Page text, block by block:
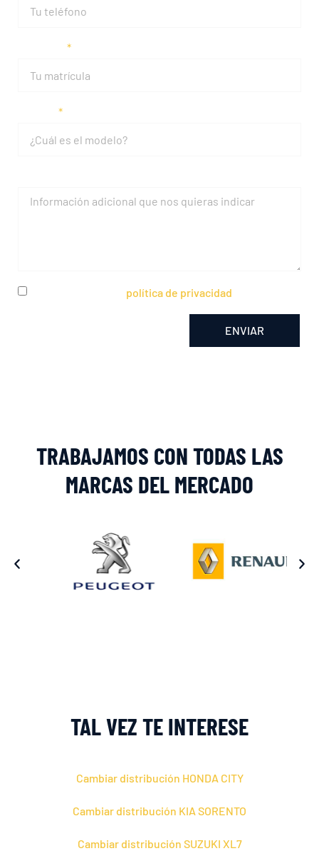
política de privacidad
ENVIAR
TRABAJAMOS CON TODAS LAS
MARCAS DEL MERCADO
TAL VEZ TE INTERESE
Cambiar distribución HONDA CITY
Cambiar distribución KIA SORENTO
Cambiar distribución SUZUKI XL7